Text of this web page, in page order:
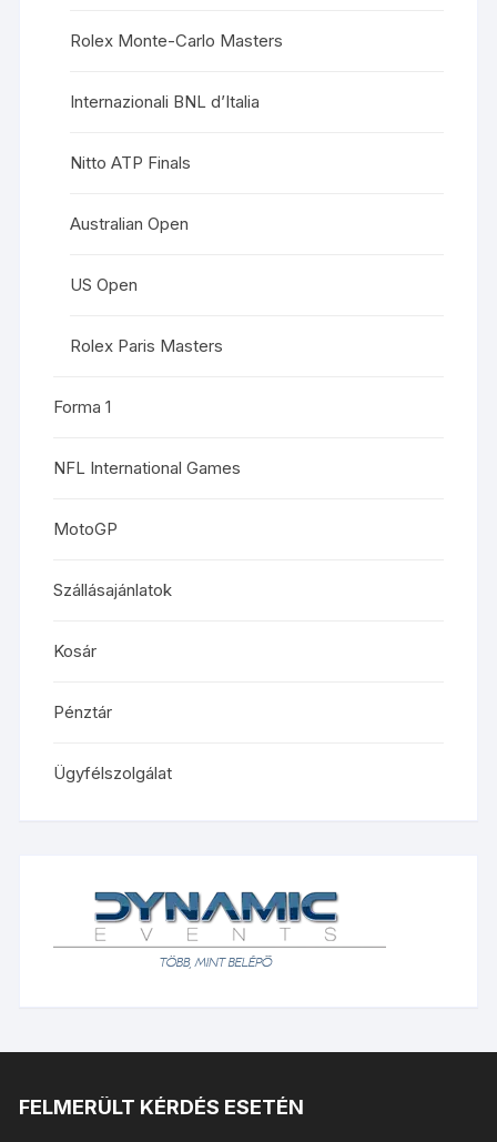
Rolex Monte-Carlo Masters
Internazionali BNL d’Italia
Nitto ATP Finals
Australian Open
US Open
Rolex Paris Masters
Forma 1
NFL International Games
MotoGP
Szállásajánlatok
Kosár
Pénztár
Ügyfélszolgálat
FELMERÜLT KÉRDÉS ESETÉN